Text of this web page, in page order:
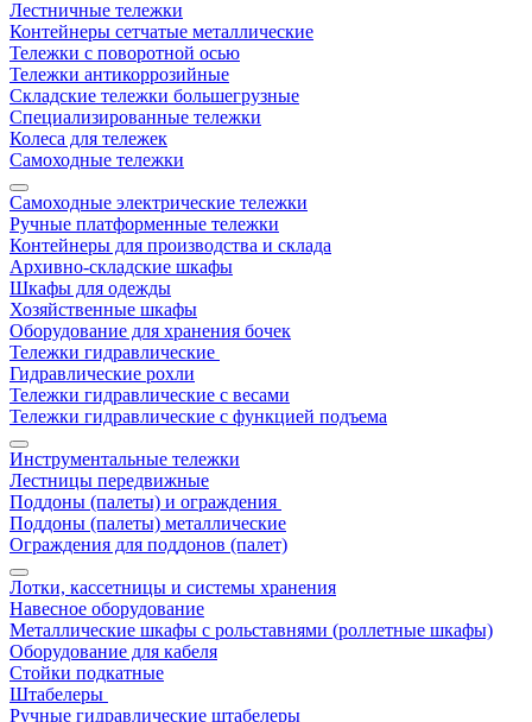
Лестничные тележки
Контейнеры сетчатые металлические
Тележки с поворотной осью
Тележки антикоррозийные
Складские тележки большегрузные
Специализированные тележки
Колеса для тележек
Самоходные тележки
Самоходные электрические тележки
Ручные платформенные тележки
Контейнеры для производства и склада
Архивно-складские шкафы
Шкафы для одежды
Хозяйственные шкафы
Оборудование для хранения бочек
Тележки гидравлические
Гидравлические рохли
Тележки гидравлические с весами
Тележки гидравлические с функцией подъема
Инструментальные тележки
Лестницы передвижные
Поддоны (палеты) и ограждения
Поддоны (палеты) металлические
Ограждения для поддонов (палет)
Лотки, кассетницы и системы хранения
Навесное оборудование
Металлические шкафы с рольставнями (роллетные шкафы)
Оборудование для кабеля
Стойки подкатные
Штабелеры
Ручные гидравлические штабелеры